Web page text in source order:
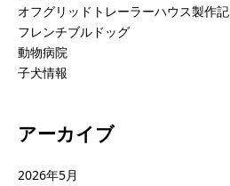
オフグリッドトレーラーハウス製作記
フレンチブルドッグ
動物病院
子犬情報
アーカイブ
2026年5月